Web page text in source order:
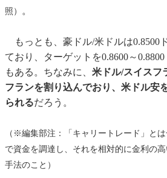
照）
。
もっとも、豪ドル/米ドルは0.8500
ており、ターゲットを0.8600～
もある。ちなみに、 米ドル/スイスフ
フランを割り込んでおり、米ドル安
られるだろう。
（※編集部注：「キャリートレード」と
で資金を調達し、それを相対的に金利の
手法のこと）